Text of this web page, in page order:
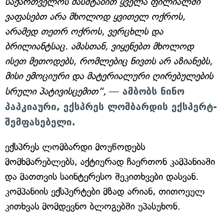
ვაფასებთ არა მხოლოდ ყვითელ ოქროს,
არამედ თეთრ ოქროს, ვერცხლს და
ბრილიანტსაც. ამასთან, ვიყენებთ მხოლოდ
ისეთ მეთოდებს, რომლებიც ნივთს არ აზიანებს,
მისი ემოციური და მატერიალური ღირებულების
სრული პატივისცემით“, — ამბობს ნინო
პაპკიაური, ექსპრეს ლომბარდის ექსპერტ-
შემფასებელი.
ექსპრეს ლომბარდი მოუწოდებს
მომხმარებლებს, აქტიურად ჩაერთონ კამპანიაში
და მათთვის საინტერესო შეკითხვები დასვან.
კომპანიის ექსპერტები მზად არიან, თითოეულ
კითხვას მომდევნო ბლოგებში უპასუხონ.